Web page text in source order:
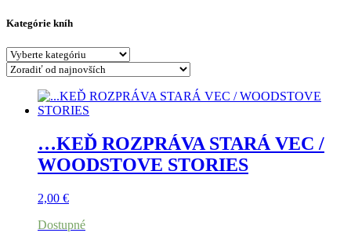
Kategórie kníh
…KEĎ ROZPRÁVA STARÁ VEC /
WOODSTOVE STORIES
2,00 €
Dostupné